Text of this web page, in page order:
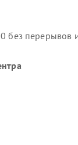
без перерывов